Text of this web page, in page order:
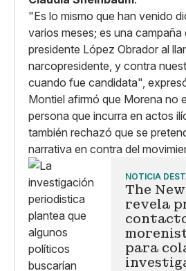
"Es lo mismo que han venido
varios meses; es una
presidente López Obrador al
narcopresidente, y contra
cuando fue candidata",
Montiel afirmó que Morena no
persona que incurra en actos
también rechazó que se
narrativa en contra del
NOTICIA
The
revela
para